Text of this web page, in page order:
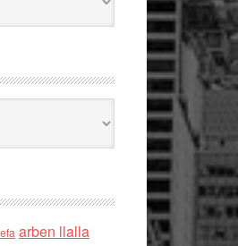
arben llalla